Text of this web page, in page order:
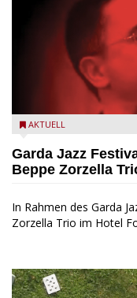
Beppe Zorzella Trio zu
AKTUELL
Garda Jazz
Beppe Zorzella
In Rahmen des Garda
Zorzella Trio im Hotel